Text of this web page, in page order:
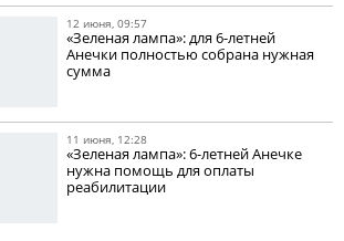
12 июня, 09:57
«Зеленая лампа»: для 6-летней
Анечки полностью собрана нужная
сумма
11 июня, 12:28
«Зеленая лампа»: 6-летней Анечке
нужна помощь для оплаты
реабилитации